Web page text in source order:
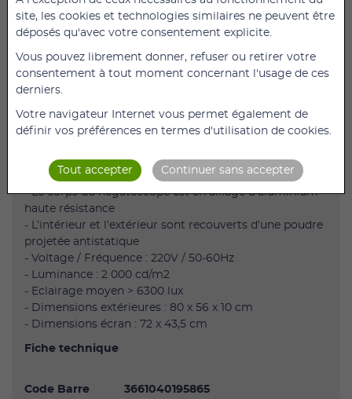
Négatoscope Standard Holtex, 2 plages, 2 x 45W
Ces négatoscopes offrent un système de fixation pour
les radios permettant une pose et une dépose simple,
et sans conséquence pour les radios. Ils peuvent
indifféremment se poser sur un meuble ou se fixer sur
un mur.
- La structure de l’écran est en alliage d’aluminium
haute résistance de 10 cm d’épaisseur
recouverte d’ABS
- Ecran en polymère méthacrylique
- Le corps du négatoscope est en alliage d’aluminium
haute résistance
- L’intérieur et l’extérieur sont recouverts d’une poudre
projetée antistatique
- Voltage / Fréquence : 220V / 50-60Hz
- Luminance : 2 000 cd/m2
- Eclairage moyen > 6300 lux
- Dimensions extérieures : 80 x 56 x 10 cm
- Dimensions écran : 72 x 43,5 cm
Fiche technique
Code Barre 3661040195865
site, les cookies et technologies similaires ne peuvent être
déposés qu'avec votre consentement explicite.
Vous pouvez librement donner, refuser ou retirer votre
consentement à tout moment concernant l'usage de ces
derniers.
Votre navigateur Internet vous permet également de
définir vos préférences en termes d'utilisation de cookies.
Tout accepter Continuer sans accepter